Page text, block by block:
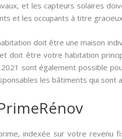
et les capteurs solaires
et les occupants à titre
doit être une maison
doit être votre habitation
sont également possible
les bâtiments qui sont
indexée sur votre revenu